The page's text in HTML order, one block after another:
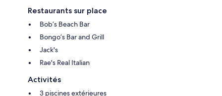
Restaurants sur place
Bob’s Beach Bar
Bongo’s Bar and Grill
Jack's
Rae's Real Italian
Activités
3 piscines extérieures